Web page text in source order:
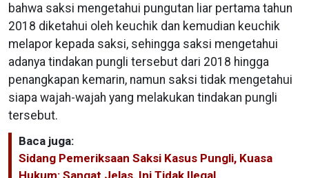
bahwa saksi mengetahui pungutan liar pertama tahun
2018 diketahui oleh keuchik dan kemudian keuchik
melapor kepada saksi, sehingga saksi mengetahui
adanya tindakan pungli tersebut dari 2018 hingga
penangkapan kemarin, namun saksi tidak mengetahui
siapa wajah-wajah yang melakukan tindakan pungli
tersebut.
Baca juga:
Sidang Pemeriksaan Saksi Kasus Pungli, Kuasa
Hukum: Sangat Jelas, Ini Tidak Ilegal